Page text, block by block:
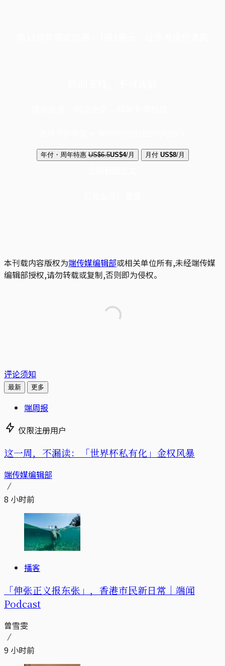
年付・周年特惠 US$6.5US$4/月 月付 US$8/月
本刊载内容版权为端传媒编辑部或相关单位所有,未经端传媒
编辑部授权,请勿转载或复制,否则即为侵权。
评论须知
最新 更多
端周报
仅限注册用户
这一周，不漏读：「世界杯私有化」金权风暴
端传媒编辑部
8 小时前
播客
「伸张正义报东张」，香港市民新日常｜端闻
Podcast
曾雪雯
9 小时前